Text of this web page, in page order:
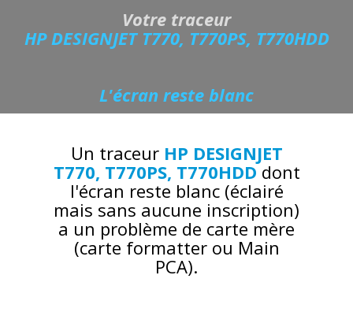
Votre traceur
HP DESIGNJET T770, T770PS, T770HDD
L'écran reste blanc
Un traceur HP DESIGNJET
T770, T770PS, T770HDDdont
l'écran reste blanc (éclairé
mais sans aucune inscription)
a un problème de carte mère
(carte formatter ou Main
PCA).